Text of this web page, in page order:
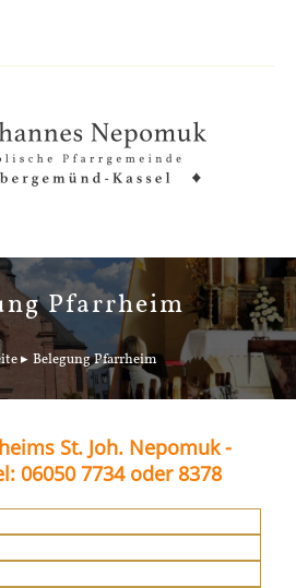
Pfarrheim
Belegung Pfarrheim
St. Joh. Nepomuk -
06050 7734 oder 8378